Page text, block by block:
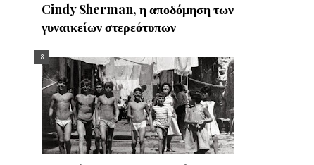
Cindy Sherman, η αποδόμηση των
γυναικείων στερεότυπων